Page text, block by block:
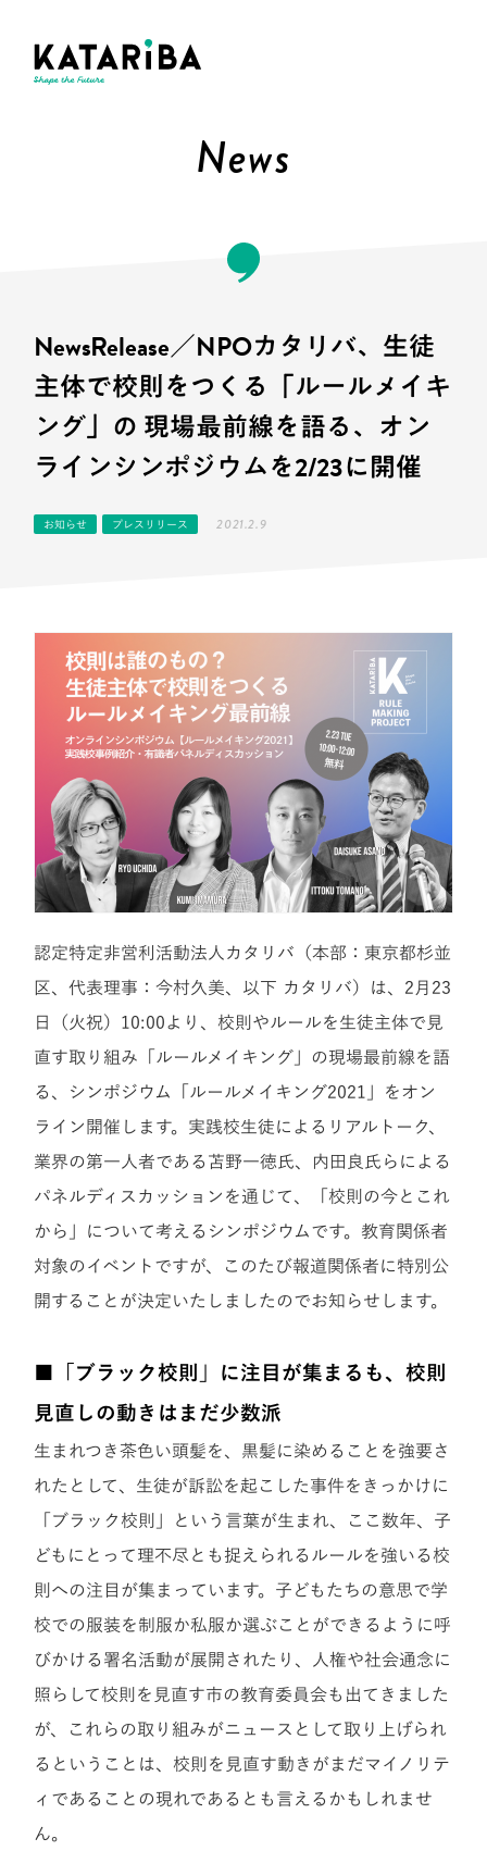
News
NewsRelease／NPOカタリバ、生徒
主体で校則をつくる「ルールメイキ
ング」の 現場最前線を語る、オン
ラインシンポジウムを2/23に開催
お知らせ プレスリリース 2021.2.9
認定特定非営利活動法人カタリバ（本部：東京都杉並
区、代表理事：今村久美、以下 カタリバ）は、2月23
日（火祝）10:00より、校則やルールを生徒主体で見
直す取り組み「ルールメイキング」の現場最前線を語
る、シンポジウム「ルールメイキング2021」をオン
ライン開催します。実践校生徒によるリアルトーク、
業界の第一人者である苫野一徳氏、内田良氏らによる
パネルディスカッションを通じて、「校則の今とこれ
から」について考えるシンポジウムです。教育関係者
対象のイベントですが、このたび報道関係者に特別公
開することが決定いたしましたのでお知らせします。
■「ブラック校則」に注目が集まるも、校則
見直しの動きはまだ少数派
生まれつき茶色い頭髪を、黒髪に染めることを強要さ
れたとして、生徒が訴訟を起こした事件をきっかけに
「ブラック校則」という言葉が生まれ、ここ数年、子
どもにとって理不尽とも捉えられるルールを強いる校
則への注目が集まっています。子どもたちの意思で学
校での服装を制服か私服か選ぶことができるように呼
びかける署名活動が展開されたり、人権や社会通念に
照らして校則を見直す市の教育委員会も出てきました
が、これらの取り組みがニュースとして取り上げられ
るということは、校則を見直す動きがまだマイノリテ
ィであることの現れであるとも言えるかもしれませ
ん。